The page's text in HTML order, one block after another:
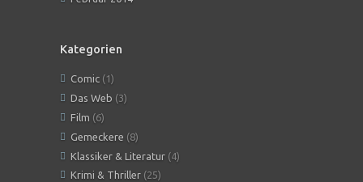
Kategorien
Comic (1)
Das Web (3)
Film (6)
Gemeckere (8)
Klassiker & Literatur (4)
Krimi & Thriller (25)